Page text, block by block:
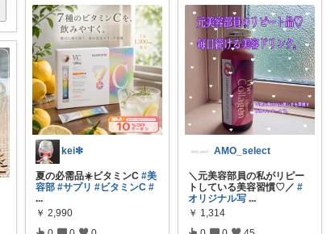
kei❇︎
夏の必需品☀️ビタミンC#美
容部 #サプリ #ビタミンC #
...
￥ 2,990
AMO_select
＼元美容部員の私がリピー
トしている美容習慣♡／#
オリジナル写 ...
￥ 1,314